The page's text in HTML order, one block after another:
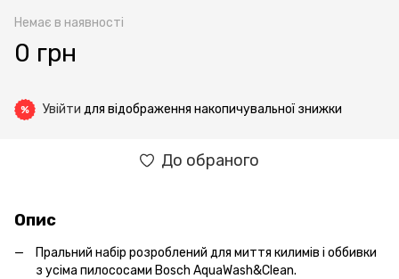
Немає в наявності
0 грн
% Увійти для відображення накопичувальної знижки
До обраного
Опис
Пральний набір розроблений для миття килимів і оббивки
з усіма пилососами Bosch AquaWash&Clean.